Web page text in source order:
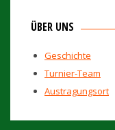
ÜBER UNS
Geschichte
Turnier-Team
Austragungsort